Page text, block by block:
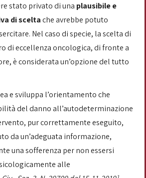
stato privato di una plausibile e
di sceltache avrebbe potuto
Nel caso di specie, la scelta di
di eccellenza oncologica, di fronte a
è considerata un’opzione del tutto
e sviluppa l’orientamento che
del danno all’autodeterminazione
pur correttamente eseguito,
da un’adeguata informazione,
una sofferenza per non essersi
alle